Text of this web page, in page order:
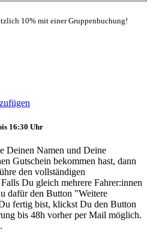
10% mit einer Gruppenbuchung!
16:30 Uhr
Deinen Namen und Deine
Gutschein bekommen hast, dann
den vollständigen
Du gleich mehrere Fahrer:innen
dafür den Button "Weitere
fertig bist, klickst Du den Button
bis 48h vorher per Mail möglich.